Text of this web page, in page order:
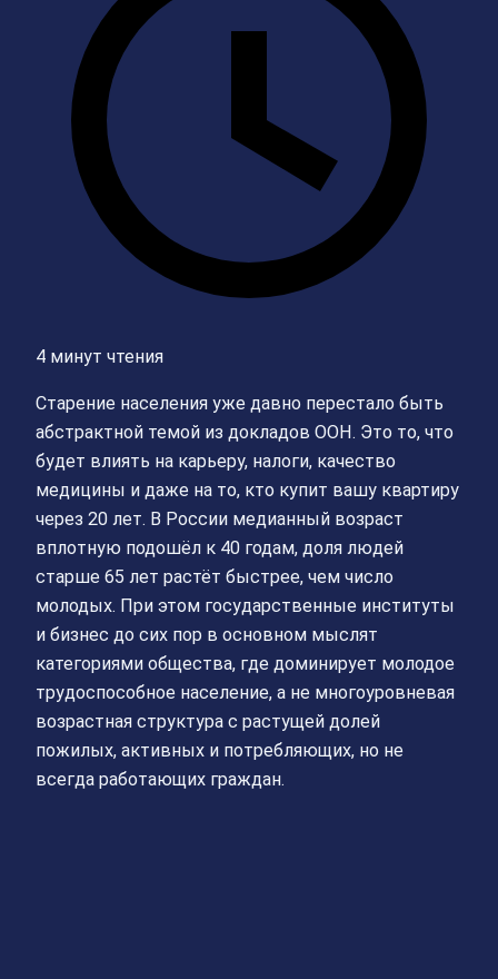
4 минут чтения
Старение населения уже давно перестало быть
абстрактной темой из докладов ООН. Это то, что
будет влиять на карьеру, налоги, качество
медицины и даже на то, кто купит вашу квартиру
через 20 лет. В России медианный возраст
вплотную подошёл к 40 годам, доля людей
старше 65 лет растёт быстрее, чем число
молодых. При этом государственные институты
и бизнес до сих пор в основном мыслят
категориями общества, где доминирует молодое
трудоспособное население, а не многоуровневая
возрастная структура с растущей долей
пожилых, активных и потребляющих, но не
всегда работающих граждан.